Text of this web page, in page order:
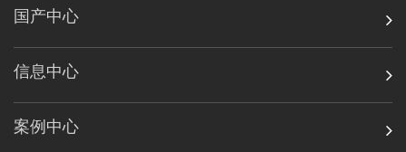
国产中心
信息中心
案例中心